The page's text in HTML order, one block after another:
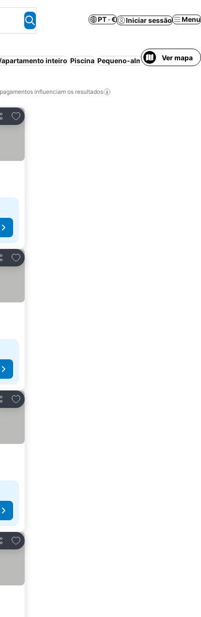
PT · € Iniciar sessão Menu
apartamento inteiro Piscina Pequeno-almoço incluído
Ver mapa
influenciam os resultados
Adicionar aos favoritos
Adicionar aos favoritos
Adicionar aos favoritos
Adicionar aos favoritos